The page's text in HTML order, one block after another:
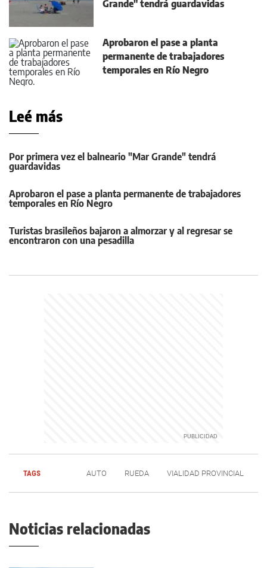
Grande" tendrá guardavidas
Aprobaron el pase a planta
permanente de trabajadores
temporales en Río Negro
Leé más
Por primera vez el balneario "Mar Grande" tendrá
guardavidas
Aprobaron el pase a planta permanente de trabajadores
temporales en Río Negro
Turistas brasileños bajaron a almorzar y al regresar se
encontraron con una pesadilla
TAGS AUTO RUEDA VIALIDAD PROVINCIAL
Noticias relacionadas